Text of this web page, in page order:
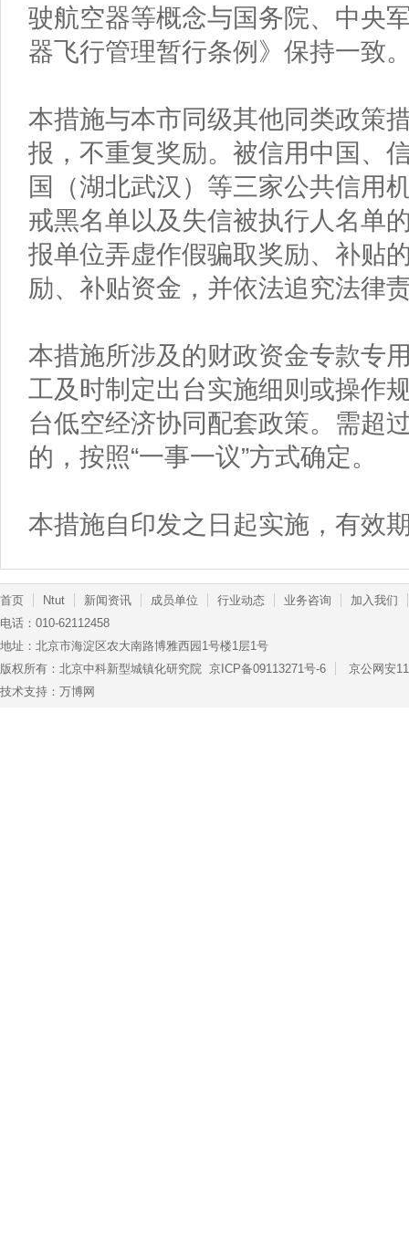
驶航空器等概念与国务院、中央
器飞行管理暂行条例》保持一致
本措施与本市同级其他同类政策
报，不重复奖励。被信用中国、
国（湖北武汉）等三家公共信用
戒黑名单以及失信被执行人名单
报单位弄虚作假骗取奖励、补贴
励、补贴资金，并依法追究法律
本措施所涉及的财政资金专款专
工及时制定出台实施细则或操作
台低空经济协同配套政策。需超
的，按照“一事一议”方式确定。
本措施自印发之日起实施，有效
首页 Ntut 新闻资讯 成员单位 行业动态 业务咨询
加入我们
电话：010-62112458
地址：北京市海淀区农大南路博雅西园1号楼1层1号
版权所有：北京中科新型城镇化研究院 京ICP备09113271号-6
京公网安
技术支持：万博网